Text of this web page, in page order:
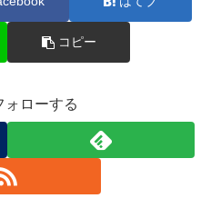
コピー
ォローする